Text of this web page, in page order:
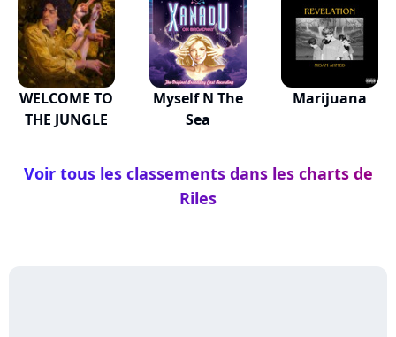
WELCOME TO
THE JUNGLE
Myself N The
Sea
Marijuana
Voir tous les classements dans les charts de
Riles